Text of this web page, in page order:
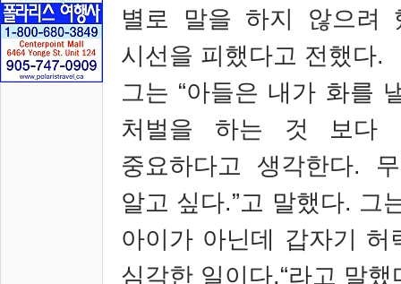
별로 말을 하지 않으려
시선을 피했다고 전했다.
그는 “아들은 내가 화를
처벌을 하는 것 보다
중요하다고 생각한다.
알고 싶다.”고 말했다. 그
아이가 아닌데 갑자기
심각한 일이다.“라고 말했